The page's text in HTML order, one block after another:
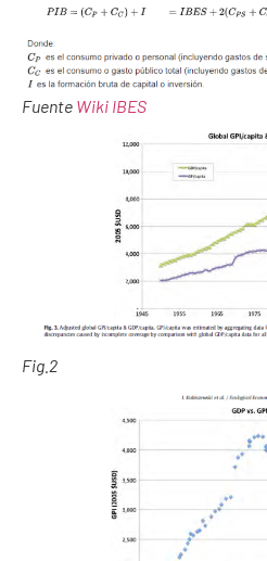
Fuente Wiki IBES
Fig.2